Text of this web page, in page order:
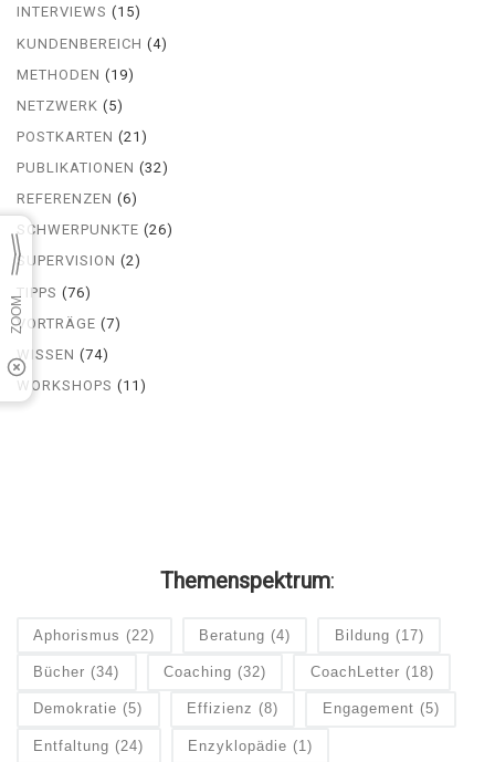
INTERVIEWS (15)
KUNDENBEREICH (4)
METHODEN (19)
NETZWERK (5)
POSTKARTEN (21)
PUBLIKATIONEN (32)
REFERENZEN (6)
SCHWERPUNKTE (26)
SUPERVISION (2)
TIPPS (76)
VORTRÄGE (7)
WISSEN (74)
WORKSHOPS (11)
Themenspektrum:
Aphorismus (22) Beratung (4) Bildung (17)
Bücher (34) Coaching (32) CoachLetter (18)
Demokratie (5) Effizienz (8) Engagement (5)
Entfaltung (24) Enzyklopädie (1)